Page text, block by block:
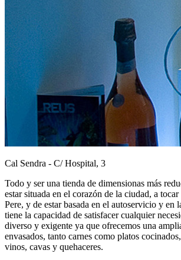
Cal Sendra - C/ Hospital, 3
Todo y ser una tienda de dimensionas más
estar situada en el corazón de la ciudad, a
Pere, y de estar basada en el autoservicio y en
tiene la capacidad de satisfacer cualquier
diverso y exigente ya que ofrecemos una
envasados, tanto carnes como platos
vinos, cavas y quehaceres.